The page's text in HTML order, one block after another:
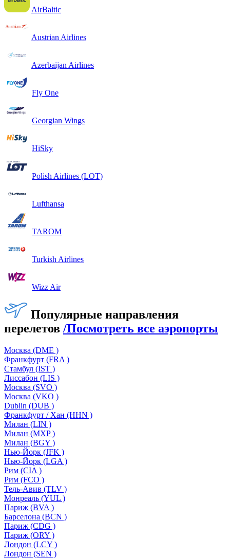
AirBaltic
Austrian Airlines
Azerbaijan Airlines
Fly One
Georgian Wings
HiSky
Polish Airlines (LOT)
Lufthansa
TAROM
Turkish Airlines
Wizz Air
Популярные направления
перелетов /Посмотреть все аэропорты
Москва (DME )
Франкфурт (FRA )
Стамбул (IST )
Лиссабон (LIS )
Москва (SVO )
Москва (VKO )
Dublin (DUB )
Франкфурт / Хан (HHN )
Милан (LIN )
Милан (MXP )
Милан (BGY )
Нью-Йорк (JFK )
Нью-Йорк (LGA )
Рим (CIA )
Рим (FCO )
Тель-Авив (TLV )
Монреаль (YUL )
Париж (BVA )
Барселона (BCN )
Париж (CDG )
Париж (ORY )
Лондон (LCY )
Лондон (SEN )